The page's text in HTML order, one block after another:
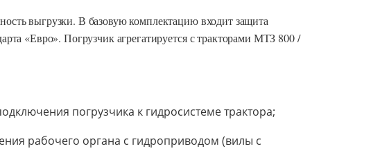
выгрузки. В базовую комплектацию входит защита
«Евро». Погрузчик агрегатируется с тракторами МТЗ 800 /
погрузчика к гидросистеме трактора;
рабочего органа с гидроприводом (вилы с